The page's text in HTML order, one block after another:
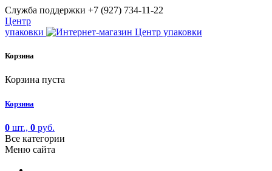
Cлужба поддержки +7 (927) 734-11-22
Центр
упаковки
Корзина
Корзина пуста
Корзина
0 шт., 0 руб.
Все категории
Меню сайта